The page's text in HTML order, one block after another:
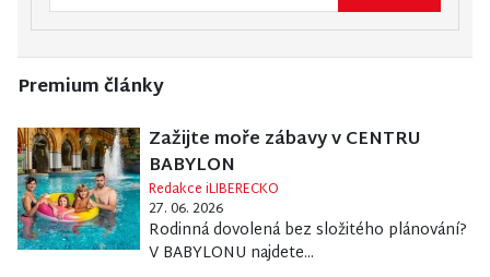
Premium články
Zažijte moře zábavy v CENTRU
BABYLON
Redakce iLIBERECKO
27. 06. 2026
Rodinná dovolená bez složitého plánování?
V BABYLONU najdete...